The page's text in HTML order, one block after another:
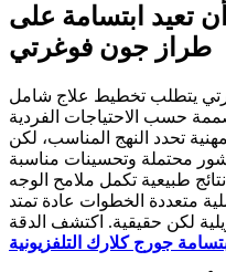
تعيد ابتسامة على
طراز جون فوغرتي
يتطلب تخطيط علاج شامل
حسب الاحتياجات الفردية
تحدد النهج المناسب، لكن
محتملة وتحسينات مناسبة
طبيعية تكمل ملامح الوجه
متعددة الخطوات عادة تمتد
لكن حقيقية. اكتشف الدقة
جورج كلارك التلفزيونية